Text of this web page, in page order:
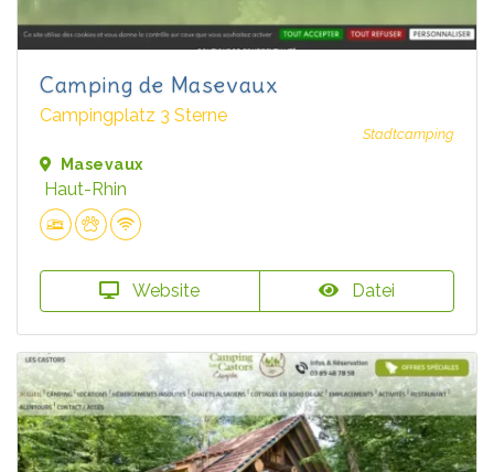
Camping de Masevaux
Campingplatz 3 Sterne
Stadtcamping
Masevaux
Haut-Rhin
Website Datei